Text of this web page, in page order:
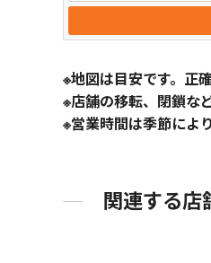
※地図は目安です。正
※店舗の移転、閉鎖な
※営業時間は季節によ
関連する店